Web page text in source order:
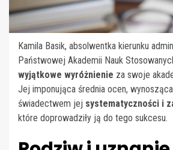
Kamila Basik, absolwentka kierunku
Państwowej Akademii Nauk
wyjątkowe wyróżnienie za swoje
Jej imponująca średnia ocen,
świadectwem jej systematyczności i
które doprowadziły ją do tego sukcesu.